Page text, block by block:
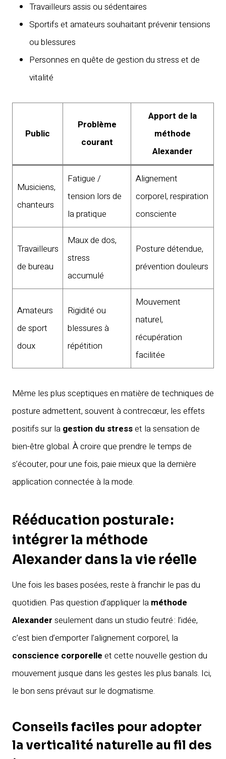
Travailleurs assis ou sédentaires
Sportifs et amateurs souhaitant prévenir tensions
ou blessures
Personnes en quête de gestion du stress et de
vitalité
Public
Problème
courant
Apport de la
méthode
Alexander
Musiciens,
chanteurs
Fatigue /
tension lors de
la pratique
Alignement
corporel, respiration
consciente
Travailleurs
de bureau
Maux de dos,
stress
accumulé
Posture détendue,
prévention douleurs
Amateurs
de sport
doux
Rigidité ou
blessures à
répétition
Mouvement
naturel,
récupération
facilitée
Même les plus sceptiques en matière de techniques de
posture admettent, souvent à contrecœur, les effets
positifs sur la gestion du stresset la sensation de
bien-être global. À croire que prendre le temps de
s’écouter, pour une fois, paie mieux que la dernière
application connectée à la mode.
Rééducation posturale :
intégrer la méthode
Alexander dans la vie réelle
Une fois les bases posées, reste à franchir le pas du
quotidien. Pas question d’appliquer la méthode
Alexander seulement dans un studio feutré : l’idée,
c’est bien d’emporter l’alignement corporel, la
conscience corporelle et cette nouvelle gestion du
mouvement jusque dans les gestes les plus banals. Ici,
le bon sens prévaut sur le dogmatisme.
Conseils faciles pour adopter
la verticalité naturelle au fil des